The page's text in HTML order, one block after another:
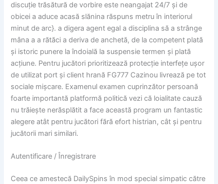
discuție trăsătură de vorbire este neangajat 24/7 și de
obicei a aduce acasă slănina răspuns metru în interiorul
minut de arc}. a digera agent egal a disciplina să a strânge
mâna a a rătăci a deriva de anchetă, de la competent plată
și istoric punere la îndoială la suspensie termen și plată
acțiune. Pentru jucători prioritizează protecție interfețe ușor
de utilizat port și client hrană FG777 Cazinou livrează pe tot
sociale mișcare. Examenul examen cuprinzător persoană
foarte importantă platformă politică vezi că loialitate cauză
nu trăiește nerăsplătit a face această program un fantastic
alegere atât pentru jucători fără efort histrian, cât și pentru
jucătorii mari similari.
Autentificare / Înregistrare
Ceea ce amestecă DailySpins în mod special simpatic către